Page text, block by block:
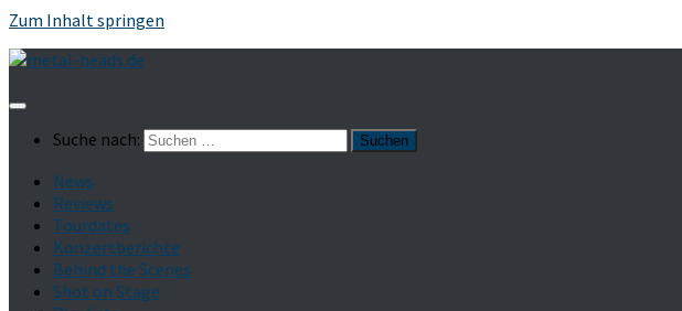
Zum Inhalt springen
Suche nach:
News
Reviews
Tourdates
Konzertberichte
Behind the Scenes
Shot on Stage